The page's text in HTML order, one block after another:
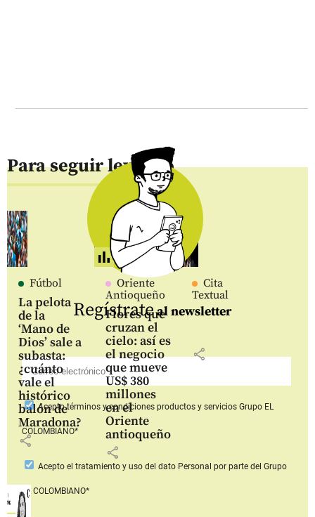
Para seguir leyendo
Fútbol
La pelota
de la
‘Mano de
Dios’ sale a
subasta:
¿cuánto
vale el
histórico
balón de
Maradona?
share
Oriente
Antioqueño
Flores que
cruzan el
cielo: así es
el negocio
que mueve
US$ 380
millones
en el
Oriente
antioqueño
share
Cita
Textual
share
Regístrateal newsletter
Aceptotérminos y condiciones productos y serviciosGrupo EL
COLOMBIANO*
Acepto el tratamiento y uso del dato Personal por parte del Grupo
EL COLOMBIANO*